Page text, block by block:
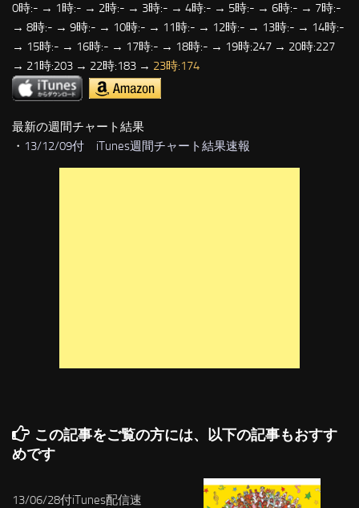
0時:- → 1時:- → 2時:- → 3時:- → 4時:- → 5時:- → 6時:- → 7時:-
→ 8時:- → 9時:- → 10時:- → 11時:- → 12時:- → 13時:- → 14時:-
→ 15時:- → 16時:- → 17時:- → 18時:- → 19時:247 → 20時:227
→ 21時:203 → 22時:183 → 23時:174
最新の週間チャート結果
・ 13/12/09付 iTunes週間チャート結果速報
この記事をご覧の方には、以下の記事もおすす
めです
13/06/28付iTunes配信速